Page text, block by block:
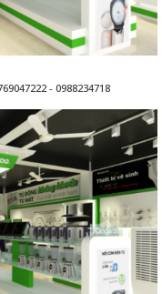
- 0988234718